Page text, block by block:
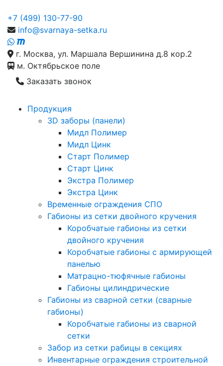
+7 (499) 130-77-90
info@svarnaya-setka.ru
г. Москва, ул. Маршала Вершинина д.8 кор.2
м. Октябрьское поле
Заказать звонок
Продукция
3D заборы (панели)
Мидл Полимер
Мидл Цинк
Старт Полимер
Старт Цинк
Экстра Полимер
Экстра Цинк
Временные ограждения СПО
Габионы из сетки двойного кручения
Коробчатые габионы из сетки
двойного кручения
Коробчатые габионы с армирующей
панелью
Матрацно-тюфячные габионы
Габионы цилиндрические
Габионы из сварной сетки (сварные
габионы)
Коробчатые габионы из сварной
сетки
Забор из сетки рабицы в секциях
Инвентарные ограждения строительной